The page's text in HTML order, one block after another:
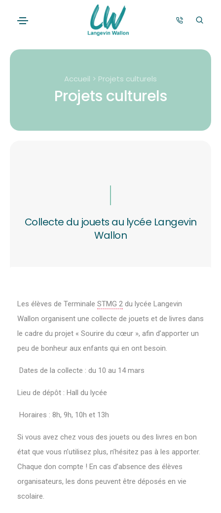
Accueil > Projets culturels
Projets culturels
Collecte du jouets au lycée Langevin
Wallon
Les élèves de Terminale STMG 2 du lycée Langevin
Wallon organisent une collecte de jouets et de livres dans
le cadre du projet « Sourire du cœur », afin d’apporter un
peu de bonheur aux enfants qui en ont besoin.
Dates de la collecte : du 10 au 14 mars
Lieu de dépôt : Hall du lycée
Horaires : 8h, 9h, 10h et 13h
Si vous avez chez vous des jouets ou des livres en bon
état que vous n’utilisez plus, n’hésitez pas à les apporter.
Chaque don compte ! En cas d’absence des élèves
organisateurs, les dons peuvent être déposés en vie
scolaire.